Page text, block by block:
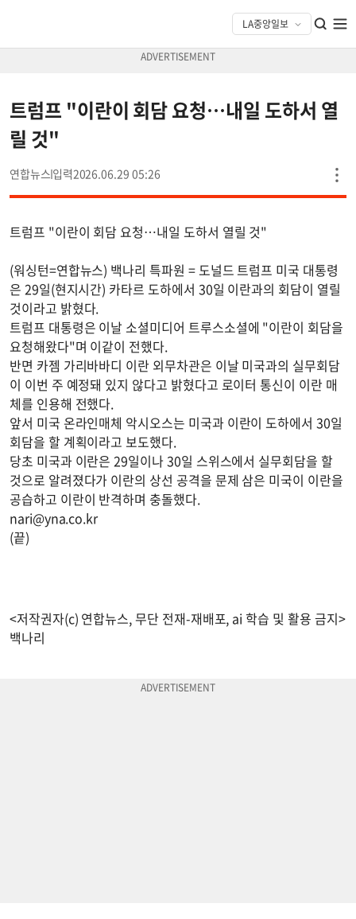
트럼프 "이란이 회담 요청…내일 도하서 열
릴 것"
연합뉴스 2026.06.29 05:26
트럼프 "이란이 회담 요청…내일 도하서 열릴 것"
(워싱턴=연합뉴스) 백나리 특파원 = 도널드 트럼프 미국 대통령
은 29일(현지시간) 카타르 도하에서 30일 이란과의 회담이 열릴
것이라고 밝혔다.
트럼프 대통령은 이날 소셜미디어 트루스소셜에 "이란이 회담을
요청해왔다"며 이같이 전했다.
반면 카젬 가리바바디 이란 외무차관은 이날 미국과의 실무회담
이 이번 주 예정돼 있지 않다고 밝혔다고 로이터 통신이 이란 매
체를 인용해 전했다.
앞서 미국 온라인매체 악시오스는 미국과 이란이 도하에서 30일
회담을 할 계획이라고 보도했다.
당초 미국과 이란은 29일이나 30일 스위스에서 실무회담을 할
것으로 알려졌다가 이란의 상선 공격을 문제 삼은 미국이 이란을
공습하고 이란이 반격하며 충돌했다.
nari@yna.co.kr
(끝)
<저작권자(c) 연합뉴스, 무단 전재-재배포, ai 학습 및 활용 금지>
백나리